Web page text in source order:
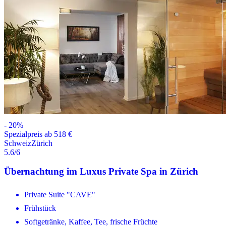
- 20%
Spezialpreis ab 518 €
SchweizZürich
5.6/6
Übernachtung im Luxus Private Spa in Zürich
Private Suite "CAVE"
Frühstück
Softgetränke, Kaffee, Tee, frische Früchte